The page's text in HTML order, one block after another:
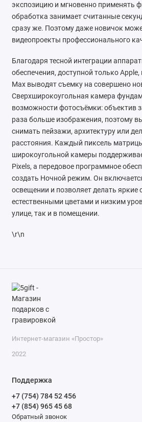
экспозицию и мгновенно применять
обработка занимает считанные
сразу же. Поэтому даже новичок
видеопроекты профессионального
Благодаря тесной интеграции
обеспечения, доступной только
Max выводят съемку на совершено
Сверхширокоугольная камера
возможности фотосъёмки: объектив
раза больше изображения, поэтому
снимать пейзажи, архитектуру или
расстояния. Каждый пиксель
широкоугольной камеры
Pixels, а передовое программное
создать Ночной режим. Он
освещении и позволяет делать яркие
естественными цветами и низким
улице, так и в помещении.
\r\n
Интернет-магазин «Простор»
2022
Поддержка
+7 (754) 784 52 456
+7 (854) 965 45 68
Обратный звонок